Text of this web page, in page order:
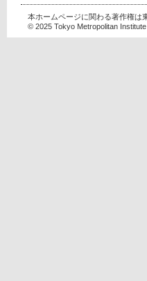
本ホームページに関わる著作権
© 2025 Tokyo Metropolitan